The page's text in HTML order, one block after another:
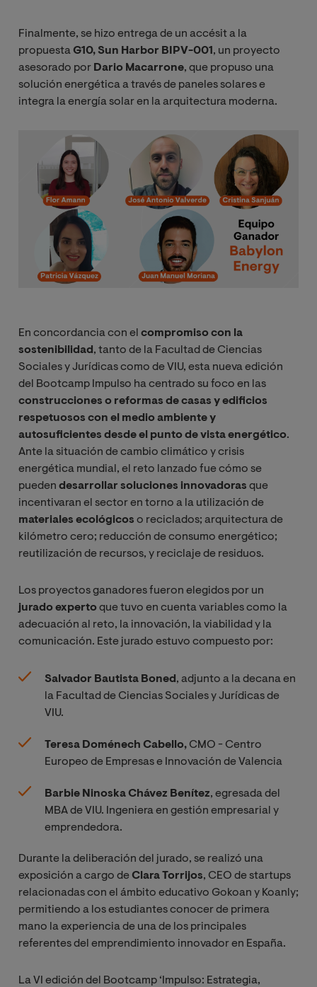
Finalmente, se hizo entrega de un accésit a la
propuestaG10, Sun Harbor BIPV-001 , un proyecto
asesorado por Dario Macarrone, que propuso una
solución energética a través de paneles solares e
integra la energía solar en la arquitectura moderna.
En concordancia con el compromiso con la
sostenibilidad , tanto de la Facultad de Ciencias
Sociales y Jurídicas como de VIU, esta nueva edición
del Bootcamp Impulso ha centrado su foco en las
construcciones o reformas de casas y edificios
respetuosos con el medio ambiente y
autosuficientes desde el punto de vista energético.
Ante la situación de cambio climático y crisis
energética mundial, el reto lanzado fue cómo se
pueden desarrollar soluciones innovadoras que
incentivaran el sector en torno a la utilización de
materiales ecológicos o reciclados; arquitectura de
kilómetro cero; reducción de consumo energético;
reutilización de recursos, y reciclaje de residuos.
Los proyectos ganadores fueron elegidos por un
jurado expertoque tuvo en cuenta variables como la
adecuación al reto, la innovación, la viabilidad y la
comunicación. Este jurado estuvo compuesto por:
Salvador Bautista Boned , adjunto a la decana en
la Facultad de Ciencias Sociales y Jurídicas de
VIU.
Teresa Doménech Cabello, CMO - Centro
Europeo de Empresas e Innovación de Valencia
Barbie Ninoska Chávez Benítez, egresada del
MBA de VIU. Ingeniera en gestión empresarial y
emprendedora.
Durante la deliberación del jurado, se realizó una
exposición a cargo deClara Torrijos, CEO de startups
relacionadas con el ámbito educativo Gokoan y Koanly;
permitiendo a los estudiantes conocer de primera
mano la experiencia de una de los principales
referentes del emprendimiento innovador en España.
La VI edición del Bootcamp ‘Impulso: Estrategia,